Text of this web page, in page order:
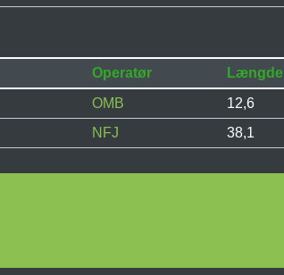
Operatør Længde
OMB 12,6
NFJ 38,1